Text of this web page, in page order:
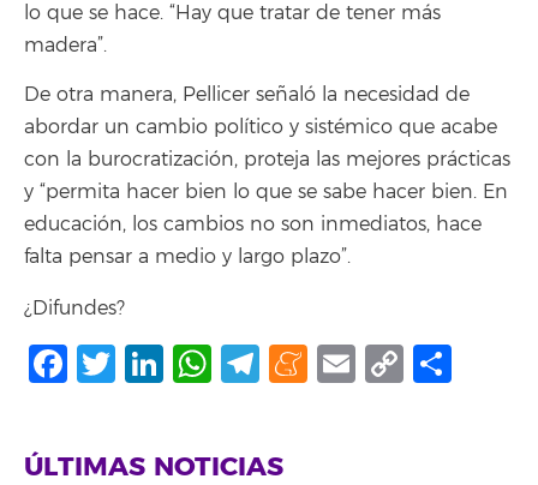
lo que se hace. “Hay que tratar de tener más
madera”.
De otra manera, Pellicer señaló la necesidad de
abordar un cambio político y sistémico que acabe
con la burocratización, proteja las mejores prácticas
y “permita hacer bien lo que se sabe hacer bien. En
educación, los cambios no son inmediatos, hace
falta pensar a medio y largo plazo”.
¿Difundes?
Facebook
Twitter
LinkedIn
WhatsApp
Telegram
Meneame
Email
Copy
ÚLTIMAS NOTICIAS